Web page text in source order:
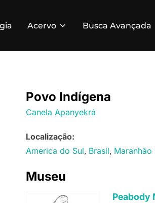
Acervo Busca Avançada
Povo Indígena
Canela Apanyekrá
Localização:
America do Sul Brasil Maranhão
Museu
Peabody